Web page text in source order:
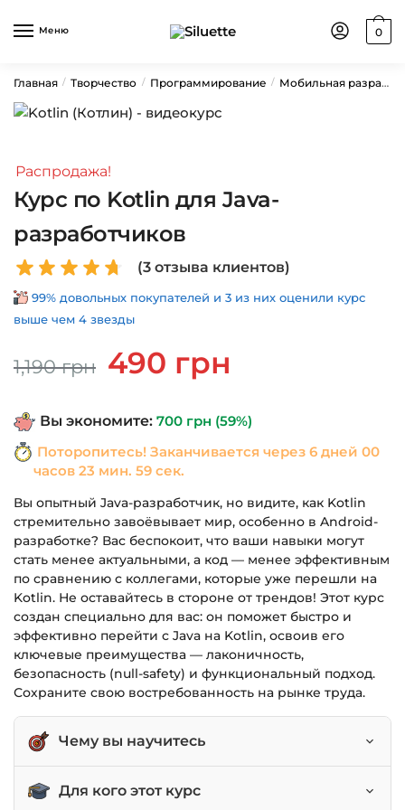
Меню 0
Главная / Творчество / Программирование / Мобильная разработка
Распродажа!
Курс по Kotlin для Java-
разработчиков
(3отзыва клиентов)
99% довольных покупателей и 3 из них оценили курс
выше чем 4 звезды
1,190грн
Первоначальная
цена
1,190 грн.
490 грн
Вы экономите: 700 грн (59%)
Поторопитесь! Заканчивается через 6 дней 00
часов 23 мин. 59 сек.
Вы опытный Java-разработчик, но видите, как Kotlin
стремительно завоёвывает мир, особенно в Android-
разработке? Вас беспокоит, что ваши навыки могут
стать менее актуальными, а код — менее эффективным
по сравнению с коллегами, которые уже перешли на
Kotlin. Не оставайтесь в стороне от трендов! Этот курс
создан специально для вас: он поможет быстро и
эффективно перейти с Java на Kotlin, освоив его
ключевые преимущества — лаконичность,
безопасность (null-safety) и функциональный подход.
Сохраните свою востребованность на рынке труда.
Чему вы научитесь
Писать лаконичный и выразительный код в
Для кого этот курс